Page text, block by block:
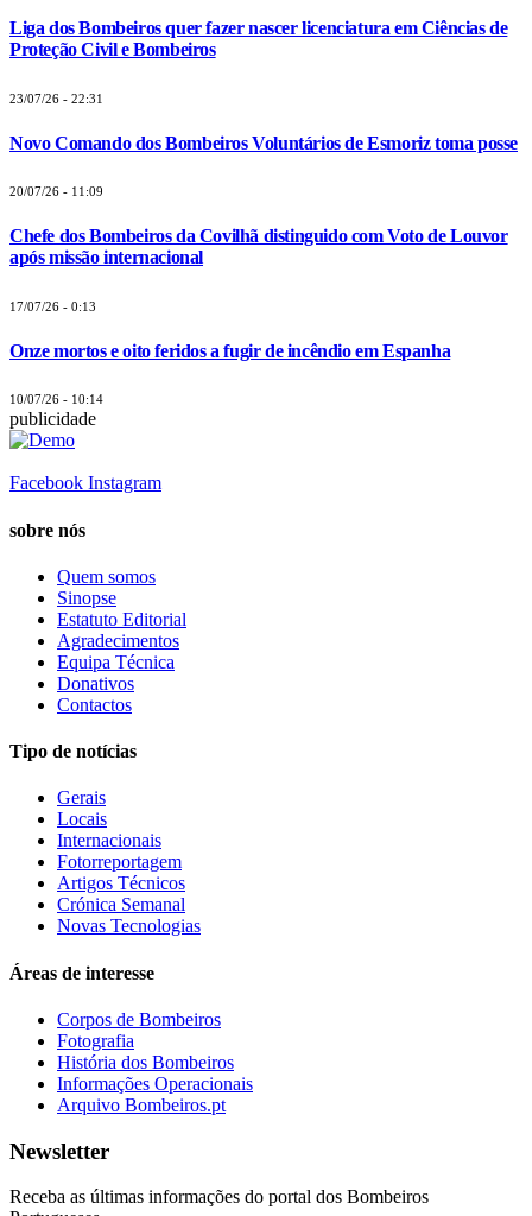
Liga dos Bombeiros quer fazer nascer licenciatura em Ciências de
Proteção Civil e Bombeiros
23/07/26 - 22:31
Novo Comando dos Bombeiros Voluntários de Esmoriz toma posse
20/07/26 - 11:09
Chefe dos Bombeiros da Covilhã distinguido com Voto de Louvor
após missão internacional
17/07/26 - 0:13
Onze mortos e oito feridos a fugir de incêndio em Espanha
10/07/26 - 10:14
publicidade
Facebook Instagram
sobre nós
Quem somos
Sinopse
Estatuto Editorial
Agradecimentos
Equipa Técnica
Donativos
Contactos
Tipo de notícias
Gerais
Locais
Internacionais
Fotorreportagem
Artigos Técnicos
Crónica Semanal
Novas Tecnologias
Áreas de interesse
Corpos de Bombeiros
Fotografia
História dos Bombeiros
Informações Operacionais
Arquivo Bombeiros.pt
Newsletter
Receba as últimas informações do portal dos Bombeiros